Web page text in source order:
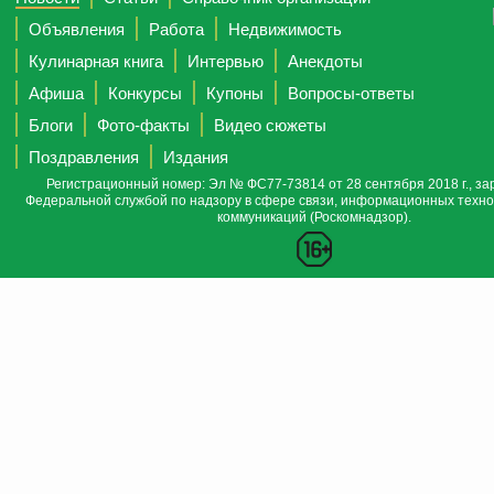
Объявления
Работа
Недвижимость
Кулинарная книга
Интервью
Анекдоты
Афиша
Конкурсы Купоны
Вопросы-ответы
Блоги
Фото-факты
Видео сюжеты
Поздравления
Издания
Регистрационный номер: Эл № ФС77-73814 от 28 сентября 2018 г.,
Федеральной службой по надзору в сфере связи, информационных
коммуникаций (Роскомнадзор).